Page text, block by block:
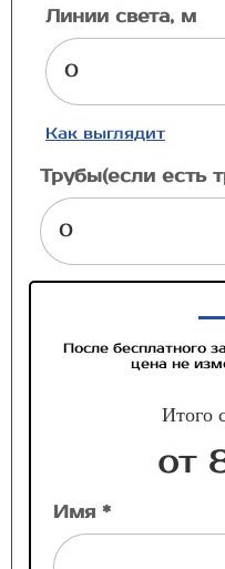
Линии света, м
Как выглядит
Трубы(если есть
После бесплатного
цена не
Итого
от
Имя *